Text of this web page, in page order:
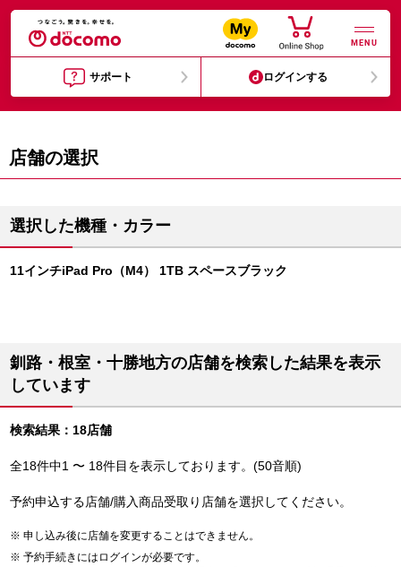
MENU
サポート ログインする
店舗の選択
選択した機種・カラー
11インチiPad Pro（M4） 1TB スペースブラック
釧路・根室・十勝地方の店舗を検索した結果を表示
しています
検索結果：18店舗
全18件中1 〜 18件目を表示しております。(50音順)
予約申込する店舗/購入商品受取り店舗を選択してください。
申し込み後に店舗を変更することはできません。
予約手続きにはログインが必要です。